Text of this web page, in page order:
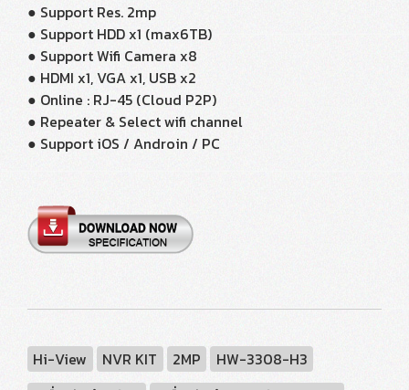
● Support Res. 2mp
● Support HDD x1 (max6TB)
● Support Wifi Camera x8
● HDMI x1, VGA x1, USB x2
● Online : RJ-45 (Cloud P2P)
● Repeater & Select wifi channel
● Support iOS / Androin / PC
Hi-View NVR KIT 2MP
HW-3308-H3